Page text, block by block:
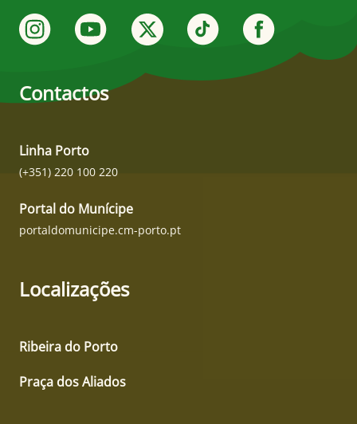
Contactos
Linha Porto
(+351) 220 100 220
Portal do Munícipe
portaldomunicipe.cm-porto.pt
Localizações
Ribeira do Porto
Praça dos Aliados